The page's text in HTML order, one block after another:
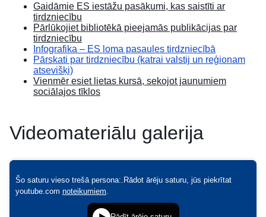
Gaidāmie ES iestāžu pasākumi, kas saistīti ar
tirdzniecību
Pārlūkojiet bibliotēkā pieejamās publikācijas par
tirdzniecību
Infografika – ES loma pasaules tirdzniecībā
Pārskati par tirdzniecību (katrai valstij un reģionam
atsevišķi)
Vienmēr esiet lietas kursā, sekojot jaunumiem
sociālajos tīklos
Videomateriālu galerija